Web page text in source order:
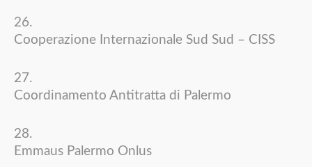
Cooperazione Internazionale Sud Sud – CISS
Coordinamento Antitratta di Palermo
Emmaus Palermo Onlus